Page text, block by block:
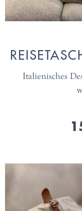
Italienisches